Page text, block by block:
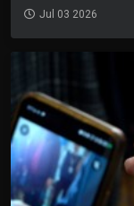
Jul 03 2026